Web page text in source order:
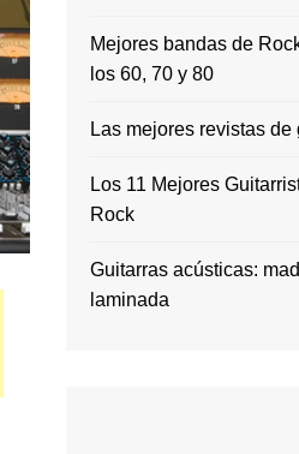
Mejores bandas de
los 60, 70 y 80
Las mejores revistas
Los 11 Mejores
Rock
Guitarras acústicas:
laminada